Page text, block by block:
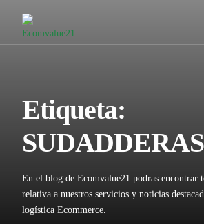
Etiqueta:
SUDADDERAS
En el blog de Ecomvalue21 podras encontrar
relativa a nuestros servicios y noticias
logística Ecommerce.
Valor añadido
Blog